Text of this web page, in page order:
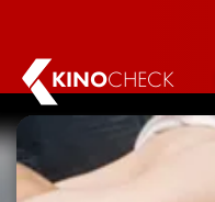
KINOCHECK